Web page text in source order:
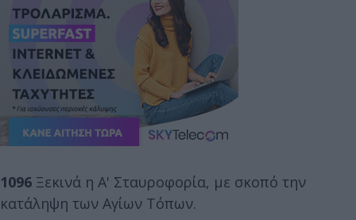
1096 Ξεκινά η Α' Σταυροφορία, με σκοπό την
κατάληψη των Αγίων Τόπων.